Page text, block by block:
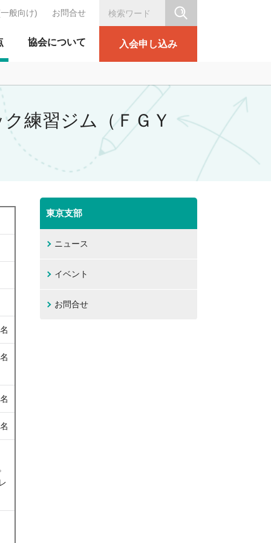
テーション協会
協会について 入会申し込み
般向け) お問合せ
練習ジム（ＦＧＹ
東京支部
ニュース
イベント
お問合せ